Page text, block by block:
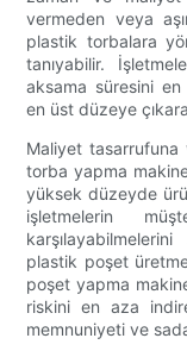
vermeden veya
plastik torbalara
tanıyabilir.
aksama süresini
en üst düzeye
Maliyet
torba yapma
yüksek düzeyde
işletmelerin
plastik poşet
poşet yapma
riskini en aza
memnuniyeti ve